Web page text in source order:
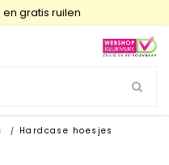
gratis ruilen
/ Hardcase hoesjes